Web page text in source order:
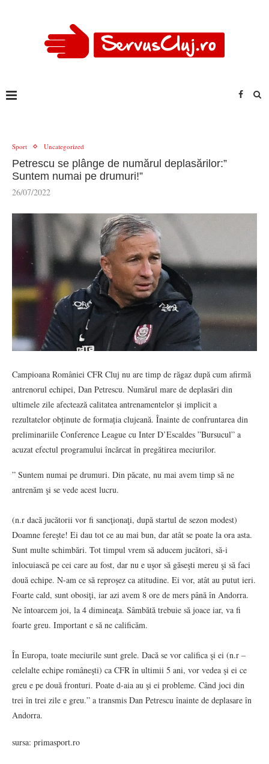
Sport Uncategorized
Petrescu se plânge de numărul deplasărilor:”
Suntem numai pe drumuri!”
26/07/2022
Campioana României CFR Cluj nu are timp de răgaz după cum afirmă
antrenorul echipei, Dan Petrescu. Numărul mare de deplasări din
ultimele zile afectează calitatea antrenamentelor și implicit a
rezultatelor obținute de formația clujeană. Înainte de confruntarea din
preliminariile Conference League cu Inter D’Escaldes ”Bursucul” a
acuzat efectul programului încărcat în pregătirea meciurilor.
” Suntem numai pe drumuri. Din păcate, nu mai avem timp să ne
antrenăm şi se vede acest lucru.
(n.r dacă jucătorii vor fi sancţionaţi, după startul de sezon modest)
Doamne fereşte! Ei dau tot ce au mai bun, dar atât se poate la ora asta.
Sunt multe schimbări. Tot timpul vrem să aducem jucători, să-i
înlocuiască pe cei care au fost, dar nu e uşor să găseşti mereu şi să faci
două echipe. N-am ce să reproşez ca atitudine. Ei vor, atât au putut ieri.
Foarte cald, sunt obosiţi, iar azi avem 8 ore de mers până în Andorra.
Ne întoarcem joi, la 4 dimineaţa. Sâmbătă trebuie să joace iar, va fi
foarte greu. Important e să ne calificăm.
În Europa, toate meciurile sunt grele. Dacă se vor califica şi ei (n.r –
celelalte echipe româneşti) ca CFR în ultimii 5 ani, vor vedea şi ei ce
greu e pe două fronturi. Poate d-aia au şi ei probleme. Când joci din
trei în trei zile e greu.” a transmis Dan Petrescu înainte de deplasare în
Andorra.
sursa: primasport.ro